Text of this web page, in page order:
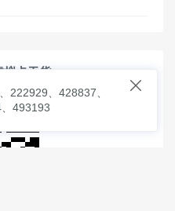
拟卡干货

222929、428837、
493193